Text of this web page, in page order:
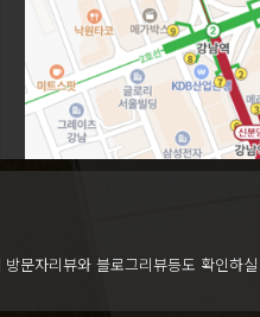
문자리뷰와 블로그리뷰등도 확인하